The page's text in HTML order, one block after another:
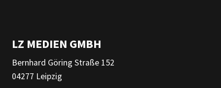
LZ MEDIEN GMBH
Bernhard Göring Straße 152
04277 Leipzig